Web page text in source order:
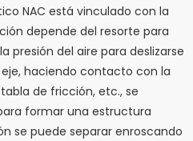
NAC está vinculado con la
depende del resorte para
presión del aire para deslizarse
haciendo contacto con la
de fricción, etc., se
formar una estructura
se puede separar enroscando